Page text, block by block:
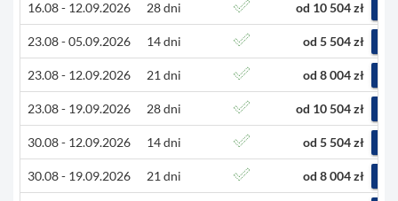
16.08 - 12.09.2026 28 dni od 10 504 zł
23.08 - 05.09.2026 14 dni od 5 504 zł
23.08 - 12.09.2026 21 dni od 8 004 zł
23.08 - 19.09.2026 28 dni od 10 504 zł
30.08 - 12.09.2026 14 dni od 5 504 zł
30.08 - 19.09.2026 21 dni od 8 004 zł